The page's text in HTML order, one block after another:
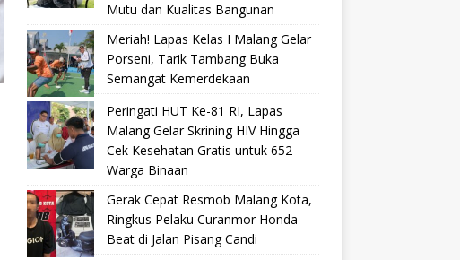
Mutu dan Kualitas Bangunan
Meriah! Lapas Kelas I Malang Gelar
Porseni, Tarik Tambang Buka
Semangat Kemerdekaan
Peringati HUT Ke-81 RI, Lapas
Malang Gelar Skrining HIV Hingga
Cek Kesehatan Gratis untuk 652
Warga Binaan
Gerak Cepat Resmob Malang Kota,
Ringkus Pelaku Curanmor Honda
Beat di Jalan Pisang Candi